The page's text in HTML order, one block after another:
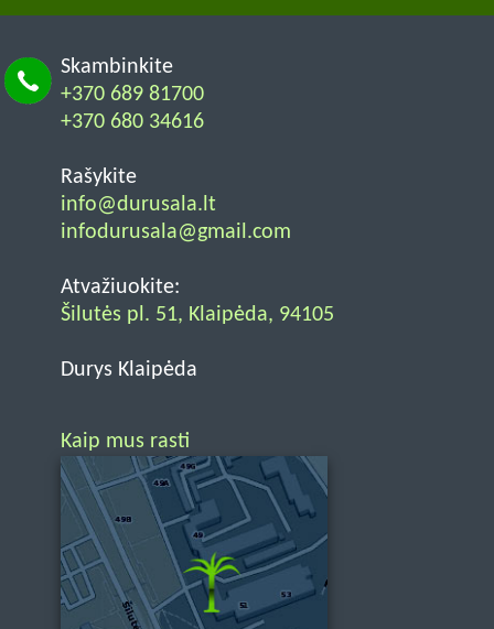
Skambinkite
+370 689 81700
+370 680 34616
Rašykite
info@durusala.lt
infodurusala@gmail.com
Atvažiuokite:
Šilutės pl. 51, Klaipėda, 94105
Durys Klaipėda
Kaip mus rasti